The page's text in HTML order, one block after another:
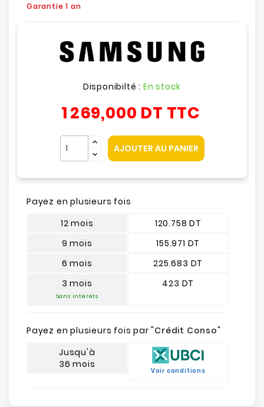
Garantie 1 an
Disponibilté : En stock
1 269,000 DT TTC
AJOUTER AU PANIER
Payez en plusieurs fois
12 mois
9 mois
6 mois
3 mois
Sans intérêts
120.758 DT
155.971 DT
225.683 DT
423 DT
Payez en plusieurs fois par "Crédit Conso"
Jusqu'à
36 mois
Voir conditions